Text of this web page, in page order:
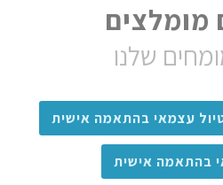
מומלצים
שלנו
עצמאי בהתאמה אישית
בהתאמה אישית